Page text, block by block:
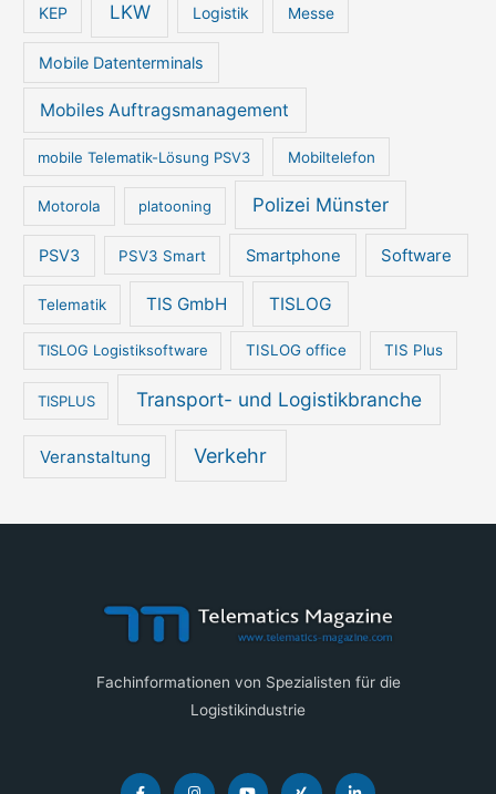
KEP LKW Logistik Messe
Mobile Datenterminals
Mobiles Auftragsmanagement
mobile Telematik-Lösung PSV3 Mobiltelefon
Motorola platooning Polizei Münster
PSV3 PSV3 Smart Smartphone Software
Telematik TIS GmbH TISLOG
TISLOG Logistiksoftware TISLOG office TIS Plus
TISPLUS Transport- und Logistikbranche
Veranstaltung Verkehr
Fachinformationen von Spezialisten für die
Logistikindustrie
F
I
Y
X
L